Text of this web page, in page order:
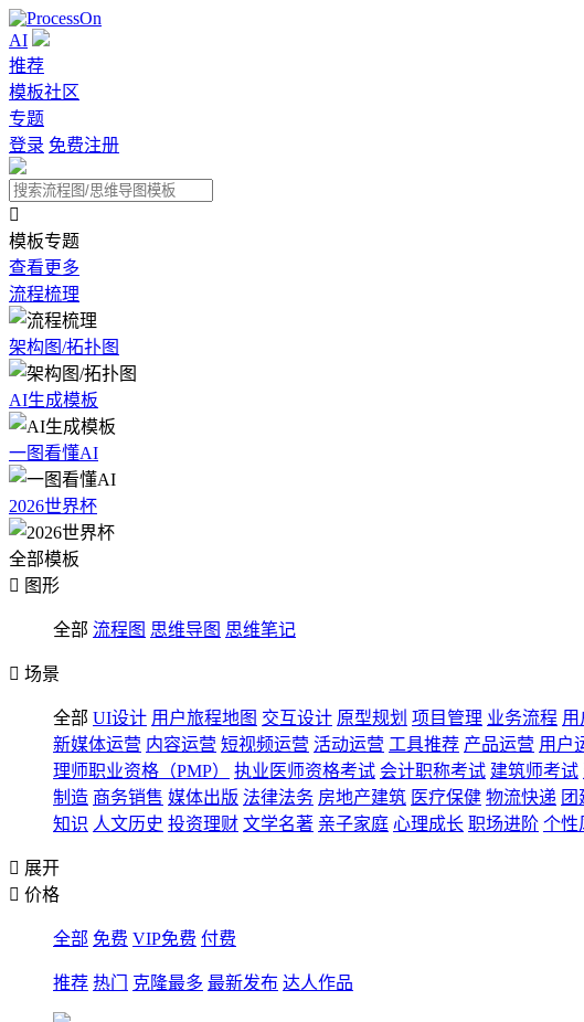
AI
推荐
模板社区
专题
登录 免费注册

模板专题
查看更多
流程梳理
架构图/拓扑图
AI生成模板
一图看懂AI
2026世界杯
全部模板
 图形
全部 流程图 思维导图 思维笔记
 场景
全部 UI设计 用户旅程地图 交互设计 原型规划 项目管理 业务流程 用
新媒体运营 内容运营 短视频运营 活动运营 工具推荐 产品运营 用户
理师职业资格（PMP）
执业医师资格考试 会计职称考试 建筑师考试
制造 商务销售 媒体出版 法律法务 房地产建筑 医疗保健 物流快递 团
知识 人文历史 投资理财 文学名著 亲子家庭 心理成长 职场进阶 个性
 展开
 价格
全部 免费 VIP免费 付费
推荐 热门 克隆最多 最新发布 达人作品